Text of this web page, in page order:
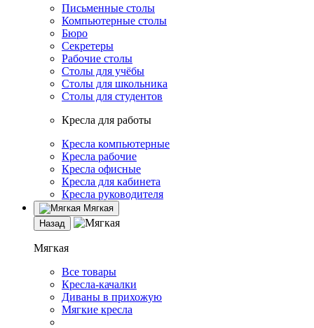
Письменные столы
Компьютерные столы
Бюро
Секретеры
Рабочие столы
Столы для учёбы
Столы для школьника
Столы для студентов
Кресла для работы
Кресла компьютерные
Кресла рабочие
Кресла офисные
Кресла для кабинета
Кресла руководителя
Мягкая
Назад
Мягкая
Все товары
Кресла-качалки
Диваны в прихожую
Мягкие кресла